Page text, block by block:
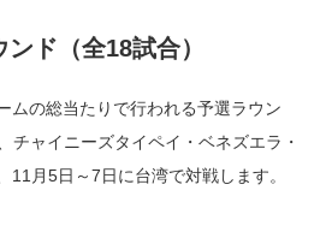
ド（全18試合）
ムの総当たりで行われる予選ラウン
チャイニーズタイペイ・ベネズエラ・
11月5日～7日に台湾で対戦します。